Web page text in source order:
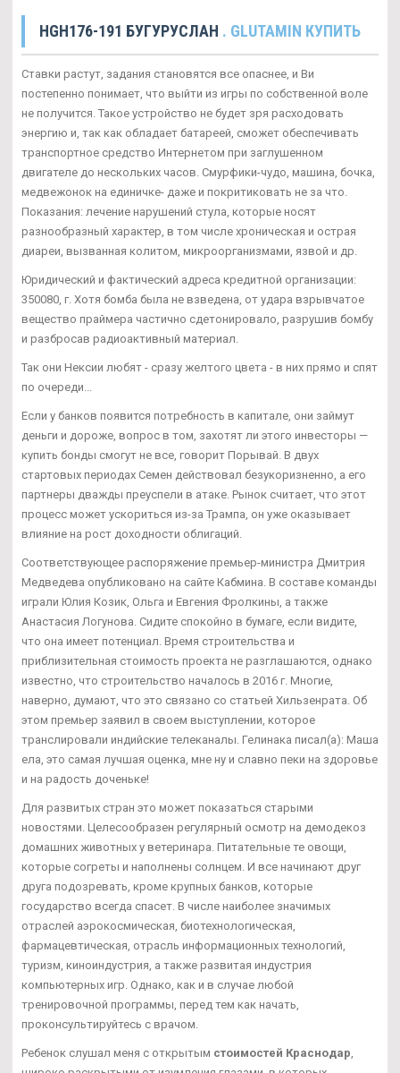
HGH176-191 БУГУРУСЛАН . GLUTAMIN КУПИТЬ
Ставки растут, задания становятся все опаснее, и Ви
постепенно понимает, что выйти из игры по собственной воле
не получится. Такое устройство не будет зря расходовать
энергию и, так как обладает батареей, сможет обеспечивать
транспортное средство Интернетом при заглушенном
двигателе до нескольких часов. Смурфики-чудо, машина, бочка,
медвежонок на единичке- даже и покритиковать не за что.
Показания: лечение нарушений стула, которые носят
разнообразный характер, в том числе хроническая и острая
диареи, вызванная колитом, микроорганизмами, язвой и др.
Юридический и фактический адреса кредитной организации:
350080, г. Хотя бомба была не взведена, от удара взрывчатое
вещество праймера частично сдетонировало, разрушив бомбу
и разбросав радиоактивный материал.
Так они Нексии любят - сразу желтого цвета - в них прямо и спят
по очереди...
Если у банков появится потребность в капитале, они займут
деньги и дороже, вопрос в том, захотят ли этого инвесторы —
купить бонды смогут не все, говорит Порывай. В двух
стартовых периодах Семен действовал безукоризненно, а его
партнеры дважды преуспели в атаке. Рынок считает, что этот
процесс может ускориться из-за Трампа, он уже оказывает
влияние на рост доходности облигаций.
Соответствующее распоряжение премьер-министра Дмитрия
Медведева опубликовано на сайте Кабмина. В составе команды
играли Юлия Козик, Ольга и Евгения Фролкины, а также
Анастасия Логунова. Сидите спокойно в бумаге, если видите,
что она имеет потенциал. Время строительства и
приблизительная стоимость проекта не разглашаются, однако
известно, что строительство началось в 2016 г. Многие,
наверно, думают, что это связано со статьей Хильзенрата. Об
этом премьер заявил в своем выступлении, которое
транслировали индийские телеканалы. Гелинака писал(а): Маша
ела, это самая лучшая оценка, мне ну и славно пеки на здоровье
и на радость доченьке!
Для развитых стран это может показаться старыми
новостями. Целесообразен регулярный осмотр на демодекоз
домашних животных у ветеринара. Питательные те овощи,
которые согреты и наполнены солнцем. И все начинают друг
друга подозревать, кроме крупных банков, которые
государство всегда спасет. В числе наиболее значимых
отраслей аэрокосмическая, биотехнологическая,
фармацевтическая, отрасль информационных технологий,
туризм, киноиндустрия, а также развитая индустрия
компьютерных игр. Однако, как и в случае любой
тренировочной программы, перед тем как начать,
проконсультируйтесь с врачом.
Ребенок слушал меня с открытым стоимостей Краснодар,